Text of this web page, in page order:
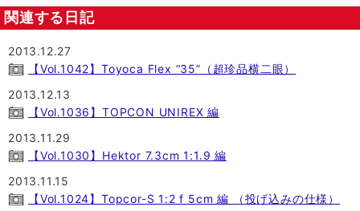
関連する日記
2013.12.27
【Vol.1042】Toyoca Flex “35”（超珍品横二眼）
2013.12.13
【Vol.1036】TOPCON UNIREX 編
2013.11.29
【Vol.1030】Hektor 7.3cm 1:1.9 編
2013.11.15
【Vol.1024】Topcor-S 1:2 f 5cm 編 （投げ込みの仕様）